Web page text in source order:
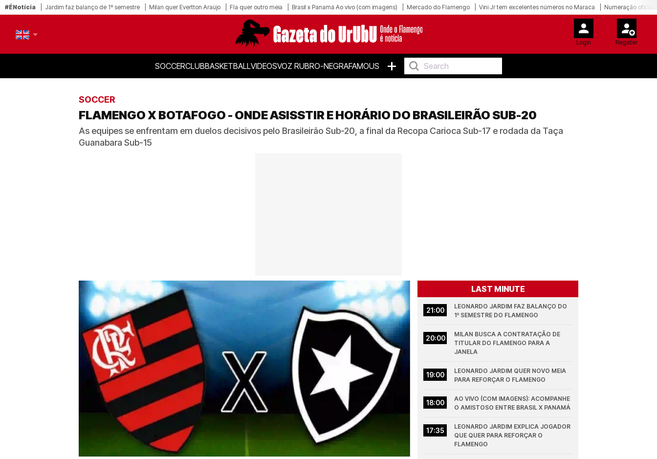
#ÉNotícia Jardim faz balanço de 1º semestre Milan quer Evertton Araújo Fla quer outro meia Brasil x Panamá Ao vivo (com imagens) Mercado do Flamengo Vini Jr tem excelentes números no Maraca Numeração oficial
Login Register
SOCCERCLUBBASKETBALLVIDEOSVOZ RUBRO-NEGRAFAMOUS +
SOCCER
FLAMENGO X BOTAFOGO - ONDE ASISSTIR E HORÁRIO DO BRASILEIRÃO SUB-20
As equipes se enfrentam em duelos decisivos pelo Brasileirão Sub-20, a final da Recopa Carioca Sub-17 e rodada da Taça
Guanabara Sub-15
LAST MINUTE
21:00
LEONARDO JARDIM FAZ BALANÇO DO
1º SEMESTRE DO FLAMENGO
20:00
MILAN BUSCA A CONTRATAÇÃO DE
TITULAR DO FLAMENGO PARA A
JANELA
19:00
LEONARDO JARDIM QUER NOVO MEIA
PARA REFORÇAR O FLAMENGO
18:00
AO VIVO (COM IMAGENS): ACOMPANHE
O AMISTOSO ENTRE BRASIL X PANAMÁ
17:35
LEONARDO JARDIM EXPLICA JOGADOR
QUE QUER PARA REFORÇAR O
FLAMENGO